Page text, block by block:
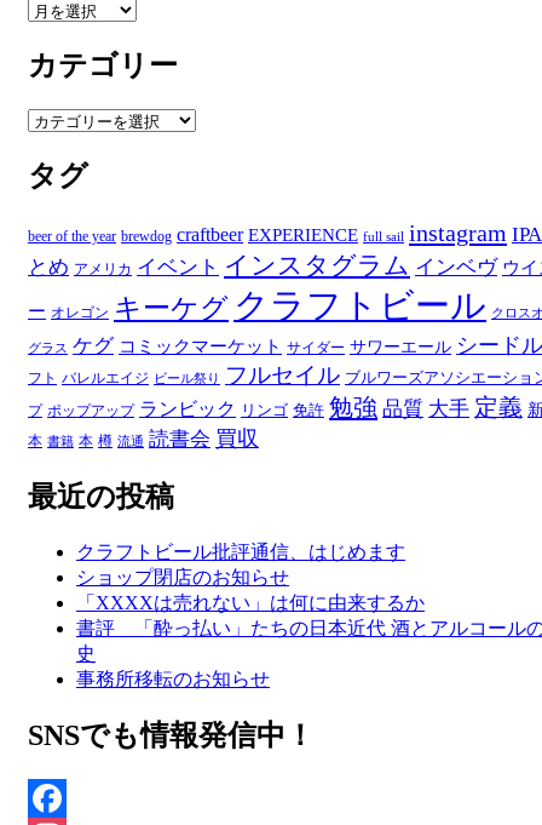
ア
カ
イ
ブ
カテゴリー
カ
ゴ
リ
タグ
beer of the year brewdog craftbeer EXPERIENCE full sail instagram IPA
とめ アメリカ イベント インスタグラム インベヴ ウ
ー オレゴン キーケグ クラフトビール クロス
グラス ケグ コミックマーケット サイダー サワーエール シードル
フト バレルエイジ ビール祭り フルセイル ブルワーズアソシエーショ
プ ポップアップ ランビック リンゴ 免許 勉強 品質 大手 定義
本 書籍 本 樽 流通 読書会 買収
最近の投稿
クラフトビール批評通信、はじめます
ショップ閉店のお知らせ
「XXXXは売れない」は何に由来するか
書評 「酔っ払い」たちの日本近代 酒とアルコール
史
事務所移転のお知らせ
SNSでも情報発信中！